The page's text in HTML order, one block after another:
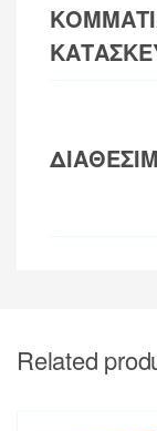
Related